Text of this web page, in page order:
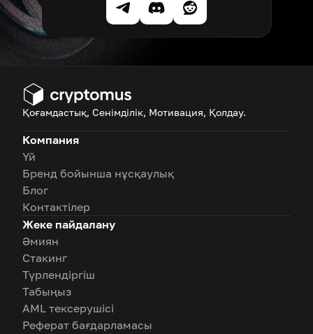
Қоғамдастық, Сенімділік, Мотивация, Қолдау.
Компания
Үй
Бренд бойынша нұсқаулық
Блог
Контактілер
Жеке пайдалану
Әмиян
Стакинг
Түрлендіргіш
Табыңыз
AML тексерушісі
Реферат бағдарламасы